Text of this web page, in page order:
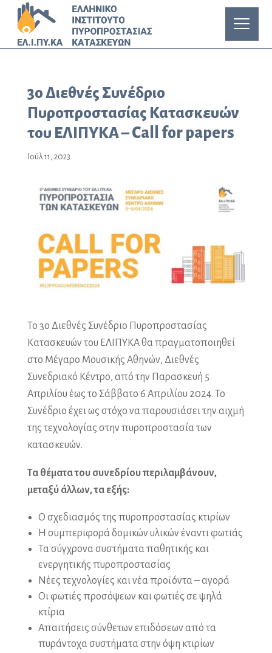
3ο Διεθνές Συνέδριο
Πυροπροστασίας Κατασκευών
του ΕΛΙΠΥΚΑ – Call for papers
Ιούλ 11, 2023
Το 3ο Διεθνές Συνέδριο Πυροπροστασίας
Κατασκευών του ΕΛΙΠΥΚΑ θα πραγματοποιηθεί
στο Μέγαρο Μουσικής Αθηνών, Διεθνές
Συνεδριακό Κέντρο, από την Παρασκευή 5
Απριλίου έως το Σάββατο 6 Απριλίου 2024. Το
Συνέδριο έχει ως στόχο να παρουσιάσει την αιχμή
της τεχνολογίας στην πυροπροστασία των
κατασκευών.
Τα θέματα του συνεδρίου περιλαμβάνουν,
μεταξύ άλλων, τα εξής:
Ο σχεδιασμός της πυροπροστασίας κτιρίων
Η συμπεριφορά δομικών υλικών έναντι φωτιάς
Τα σύγχρονα συστήματα παθητικής και
ενεργητικής πυροπροστασίας
Νέες τεχνολογίες και νέα προϊόντα – αγορά
Οι φωτιές προσόψεων και φωτιές σε ψηλά
κτίρια
Απαιτήσεις σύνθετων επιδόσεων από τα
πυράντοχα συστήματα στην όψη κτιρίων